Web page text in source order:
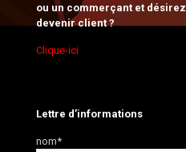
ou un commerçant et désirez
devenir client ?
Clique-ici
Lettre d’informations
nom*